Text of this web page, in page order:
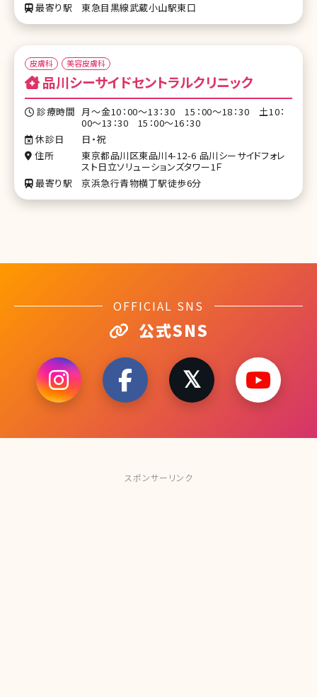
最寄り駅
東急目黒線武蔵小山駅東口
皮膚科 美容皮膚科
品川シーサイドセントラルクリニック
診療時間 月～金10：00～13：30 15：00～18：30 土10：
00～13：30 15：00～16：30
休診日
日・祝
住所
東京都品川区東品川4-12-6 品川シーサイドフォレ
スト日立ソリューションズタワー1Ｆ
最寄り駅
京浜急行青物横丁駅徒歩6分
OFFICIAL SNS
公式SNS
スポンサーリンク